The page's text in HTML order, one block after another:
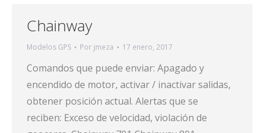
Chainway
Modelos GPS Por jmeza 17 enero, 2017
Comandos que puede enviar: Apagado y
encendido de motor, activar / inactivar salidas,
obtener posición actual. Alertas que se
reciben: Exceso de velocidad, violación de